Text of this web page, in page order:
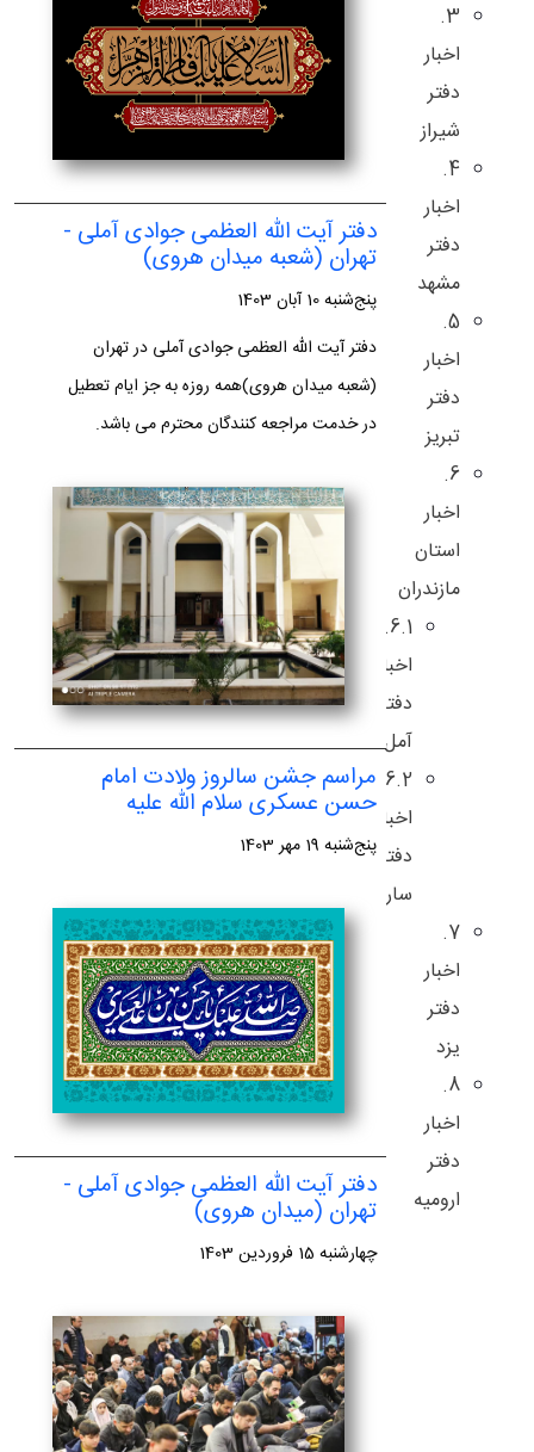
3.
اخبار
دفتر
شیراز
4.
اخبار
دفتر
مشهد
5.
اخبار
دفتر
تبریز
6.
اخبار
استان
مازندران
6.1.
اخبار
دفتر
آمل
اخبار
دفتر
ساری
7.
اخبار
دفتر
یزد
8.
اخبار
دفتر
ارومیه
دفتر آیت الله العظمی جوادی آملی -
تهران (شعبه میدان هروی)
پنج‌شنبه 10 آبان 1403
دفتر آیت الله العظمی جوادی آملی در تهران
(شعبه میدان هروی)همه روزه به جز ایام تعطیل
در خدمت مراجعه کنندگان محترم می باشد.
مراسم جشن سالروز ولادت امام
حسن عسکری سلام الله علیه
پنج‌شنبه 19 مهر 1403
دفتر آیت الله العظمی جوادی آملی -
تهران (میدان هروی)
چهارشنبه 15 فروردین 1403